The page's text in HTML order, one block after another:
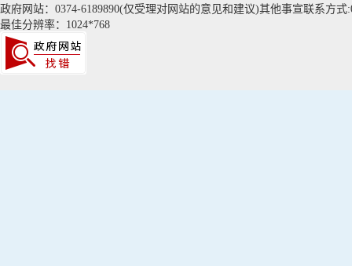
政府网站：0374-6189890(仅受理对网站的意见和建议)其他事宣联系方式
最佳分辨率：1024*768